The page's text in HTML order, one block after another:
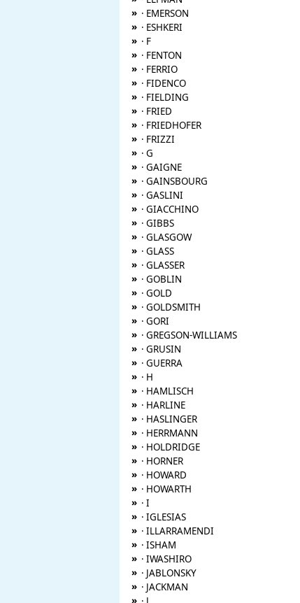
» · EMERSON
» · ESHKERI
» · F
» · FENTON
» · FERRIO
» · FIDENCO
» · FIELDING
» · FRIED
» · FRIEDHOFER
» · FRIZZI
» · G
» · GAIGNE
» · GAINSBOURG
» · GASLINI
» · GIACCHINO
» · GIBBS
» · GLASGOW
» · GLASS
» · GLASSER
» · GOBLIN
» · GOLD
» · GOLDSMITH
» · GORI
» · GREGSON-WILLIAMS
» · GRUSIN
» · GUERRA
» · H
» · HAMLISCH
» · HARLINE
» · HASLINGER
» · HERRMANN
» · HOLDRIDGE
» · HORNER
» · HOWARD
» · HOWARTH
» · I
» · IGLESIAS
» · ILLARRAMENDI
» · ISHAM
» · IWASHIRO
» · JABLONSKY
» · JACKMAN
»